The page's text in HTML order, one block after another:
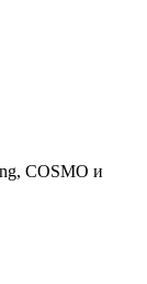
COSMO и